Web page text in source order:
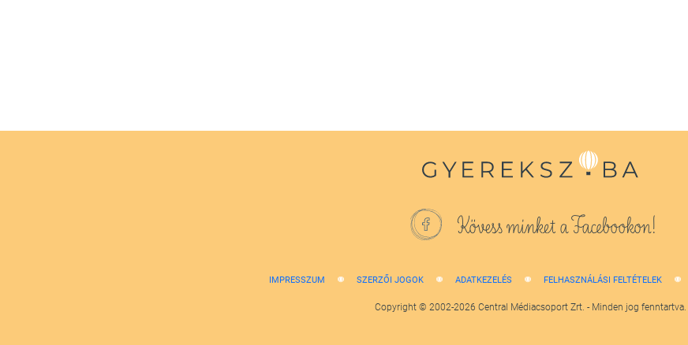
Kövess minket a Facebookon!
IMPRESSZUM SZERZŐI JOGOK ADATKEZELÉS FELHASZNÁLÁSI FELTÉTELEK
Copyright © 2002-2026 Central Médiacsoport Zrt. - Minden jog fenntartva.